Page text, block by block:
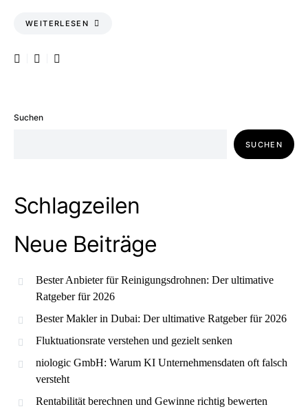
WEITERLESEN
Suchen
SUCHEN
Schlagzeilen
Neue Beiträge
Bester Anbieter für Reinigungsdrohnen: Der ultimative
Ratgeber für 2026
Bester Makler in Dubai: Der ultimative Ratgeber für 2026
Fluktuationsrate verstehen und gezielt senken
niologic GmbH: Warum KI Unternehmensdaten oft falsch
versteht
Rentabilität berechnen und Gewinne richtig bewerten